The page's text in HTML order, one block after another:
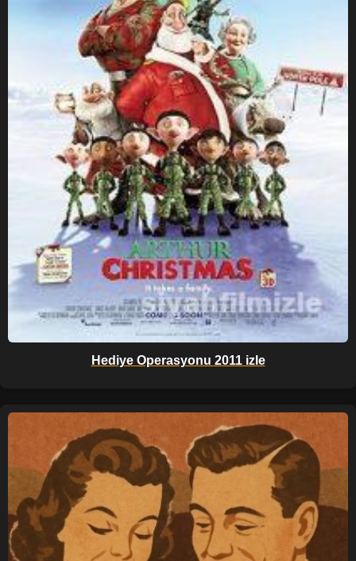
Hediye Operasyonu 2011 izle